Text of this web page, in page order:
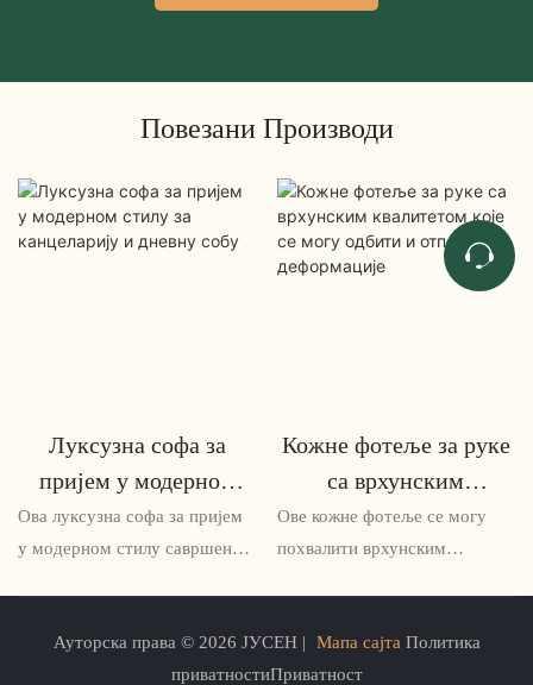
Повезани Производи
Луксузна софа за
пријем у модерном
стилу за канцеларију и
дневну собу
Ова луксузна софа за пријем
у модерном стилу савршена
софистициран дизајн који ће
сигурно импресионирати. Са
Кожне фотеље за руке
са врхунским
квалитетом које се
могу одбити и отпорне
Ове кожне фотеље се могу
похвалити врхунским
на деформације,
осигуравајући дуготрајну
Ауторска права © 2026 ЈУСЕН | Мапа сајтаПолитика
приватностиПриватност